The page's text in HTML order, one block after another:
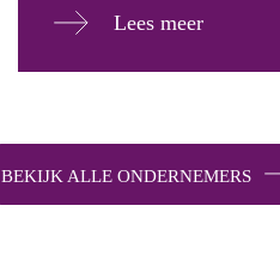
Lees meer
BEKIJK ALLE ONDERNEMERS